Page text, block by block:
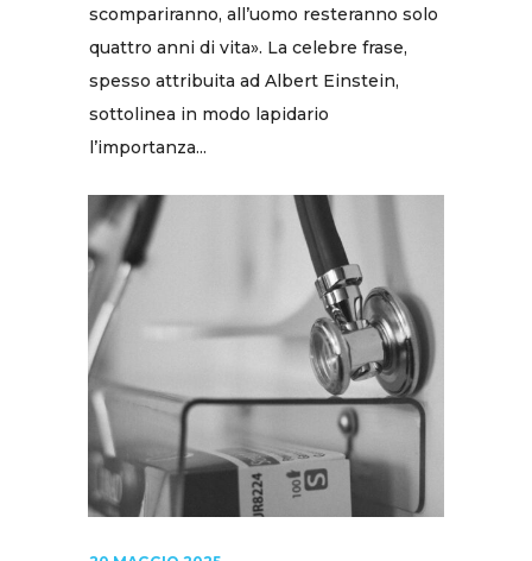
scompariranno, all’uomo resteranno solo
quattro anni di vita». La celebre frase,
spesso attribuita ad Albert Einstein,
sottolinea in modo lapidario
l’importanza...